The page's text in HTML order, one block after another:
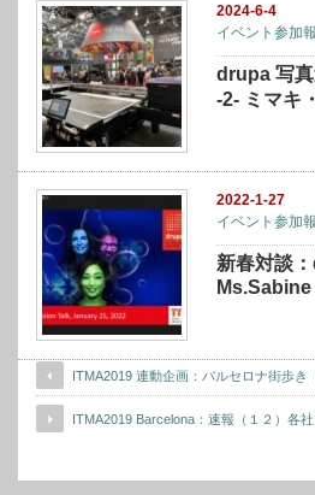
2024-6-4
イベント参加
drupa 写
-2- ミマキ
2022-1-27
イベント参加
新春対談
ITMA2019 連動企画：バルセロナ街歩き
ITMA2019 Barcelona：速報（１２）各